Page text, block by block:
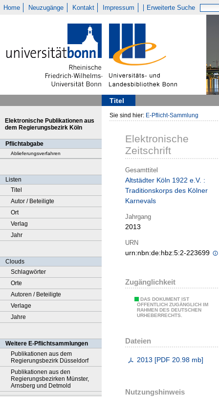
Home Neuzugänge Kontakt Impressum Erweiterte Suche
Titel
Elektronische Publikationen aus
dem Regierungsbezirk Köln
Pflichtabgabe
Ablieferungsverfahren
Listen
Titel
Autor / Beteiligte
Ort
Verlag
Jahr
Clouds
Schlagwörter
Orte
Autoren / Beteiligte
Verlage
Jahre
Weitere E-Pflichtsammlungen
Publikationen aus dem
Regierungsbezirk Düsseldorf
Publikationen aus den
Regierungsbezirken Münster,
Arnsberg und Detmold
Sie sind hier: E-Pflicht-Sammlung
Elektronische
Zeitschrift
Gesamttitel
Altstädter Köln 1922 e.V. :
Traditionskorps des Kölner
Karnevals
Jahrgang
2013
URN
urn:nbn:de:hbz:5:2-223699
Zugänglichkeit
DAS DOKUMENT IST
ÖFFENTLICH ZUGÄNGLICH IM
RAHMEN DES DEUTSCHEN
URHEBERRECHTS.
Dateien
2013 [PDF 20.98 mb]
Nutzungshinweis